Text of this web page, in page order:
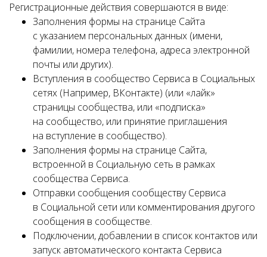
Регистрационные действия совершаются в виде:
Заполнения формы на странице Сайта
с указанием персональных данных (имени,
фамилии, номера телефона, адреса электронной
почты или других).
Вступления в сообщество Сервиса в Социальных
сетях (Например, ВКонтакте) (или «лайк»
страницы сообщества, или «подписка»
на сообщество, или принятие приглашения
на вступление в сообщество).
Заполнения формы на странице Сайта,
встроенной в Социальную сеть в рамках
сообщества Сервиса.
Отправки сообщения сообществу Сервиса
в Социальной сети или комментирования другого
сообщения в сообществе.
Подключении, добавлении в список контактов или
запуск автоматического контакта Сервиса